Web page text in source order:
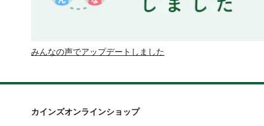
みんなの声でアップデートしました
カインズオンラインショップ